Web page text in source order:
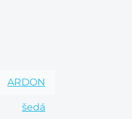
ARDON
šedá